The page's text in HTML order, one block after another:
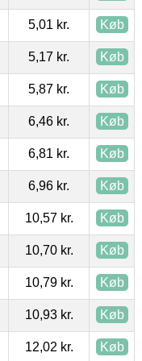
5,01 kr. Køb
5,17 kr. Køb
5,87 kr. Køb
6,46 kr. Køb
6,81 kr. Køb
6,96 kr. Køb
10,57 kr. Køb
10,70 kr. Køb
10,79 kr. Køb
10,93 kr. Køb
12,02 kr. Køb